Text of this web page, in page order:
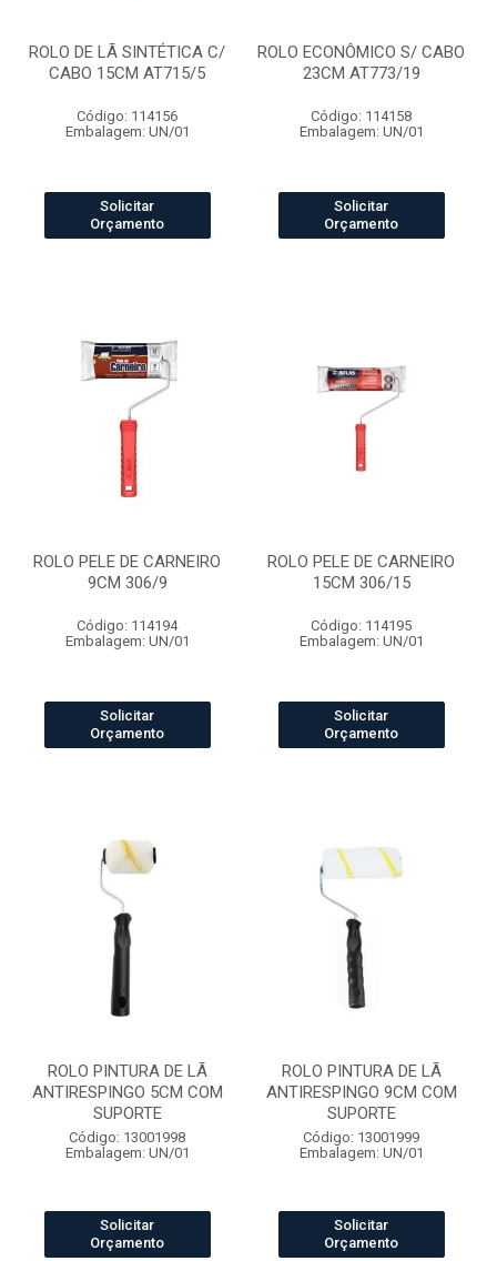
ROLO DE LÃ SINTÉTICA C/
CABO 15CM AT715/5
Código: 114156
Embalagem: UN/01
Solicitar
Orçamento
ROLO ECONÔMICO S/ CABO
23CM AT773/19
Código: 114158
Embalagem: UN/01
Solicitar
Orçamento
ROLO PELE DE CARNEIRO
9CM 306/9
Código: 114194
Embalagem: UN/01
Solicitar
Orçamento
ROLO PELE DE CARNEIRO
15CM 306/15
Código: 114195
Embalagem: UN/01
Solicitar
Orçamento
ROLO PINTURA DE LÃ
ANTIRESPINGO 5CM COM
SUPORTE
Código: 13001998
Embalagem: UN/01
Solicitar
Orçamento
ROLO PINTURA DE LÃ
ANTIRESPINGO 9CM COM
SUPORTE
Código: 13001999
Embalagem: UN/01
Solicitar
Orçamento